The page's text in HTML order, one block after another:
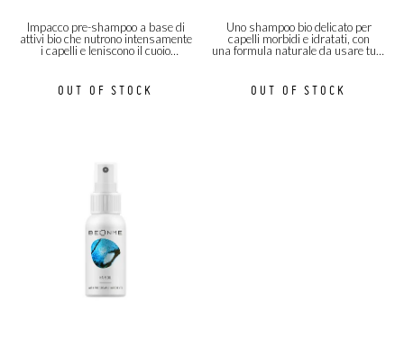
Impacco pre-shampoo a base di
attivi bio che nutrono intensamente
i capelli e leniscono il cuoio
OUT OF STOCK
Uno shampoo bio delicato per
capelli morbidi e idratati, con
una formula naturale da usare tutti
OUT OF STOCK